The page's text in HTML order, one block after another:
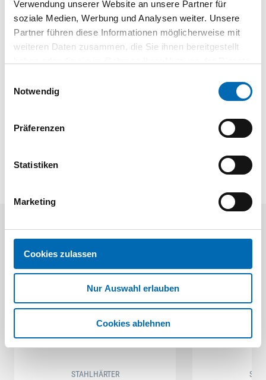
Verwendung unserer Website an unsere Partner für
soziale Medien, Werbung und Analysen weiter. Unsere
Partner führen diese Informationen möglicherweise mit
weiteren Daten zusammen, die Sie ihnen bereitgestellt
Notwendig
Präferenzen
Statistiken
Marketing
Cookies zulassen
Nur Auswahl erlauben
Cookies ablehnen
Holzwerkstoffe mit Nägeln/Metall, Spanplatten (< 175 mm),
Kunststoffprofile (Ø < 175 mm), GFK/Epoxy (< 50 mm)
04 | STAHLHÄRTER Katalog 2026
Kunden kauften auch
STAHLHÄRTER